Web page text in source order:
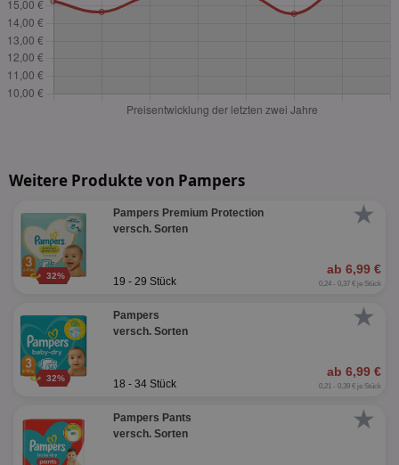
Weitere Produkte von Pampers
★
32%
Pampers Premium Protection
versch. Sorten
ab 6,99 €
19 - 29 Stück 0,24 - 0,37 € je Stück
★
32%
Pampers
versch. Sorten
ab 6,99 €
18 - 34 Stück 0,21 - 0,39 € je Stück
★
Pampers Pants
versch. Sorten